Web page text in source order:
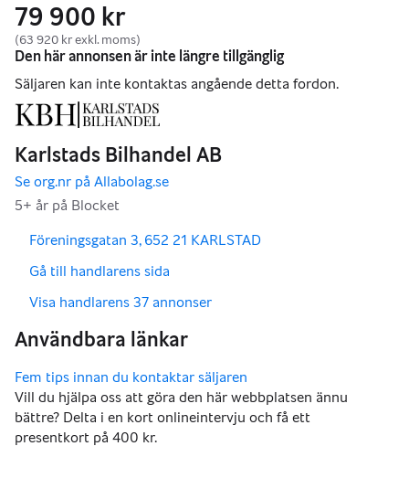
79 900 kr
(63 920 kr exkl. moms)
,
Föreningsgatan 3, 652 21 KARLSTAD
Gå till handlarens sida
Visa handlarens 37 annonser
Vill du hjälpa oss att göra den här webbplatsen ännu
bättre? Delta i en kort onlineintervju och få ett
presentkort på 400 kr.